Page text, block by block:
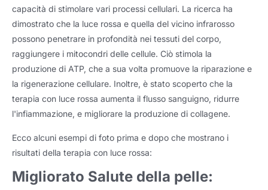
capacità di stimolare vari processi cellulari. La ricerca ha
dimostrato che la luce rossa e quella del vicino infrarosso
possono penetrare in profondità nei tessuti del corpo,
raggiungere i mitocondri delle cellule. Ciò stimola la
produzione di ATP, che a sua volta promuove la riparazione e
la rigenerazione cellulare. Inoltre, è stato scoperto che la
terapia con luce rossa aumenta il flusso sanguigno, ridurre
l'infiammazione, e migliorare la produzione di collagene.
Ecco alcuni esempi di foto prima e dopo che mostrano i
risultati della terapia con luce rossa:
Migliorato Salute della pelle: